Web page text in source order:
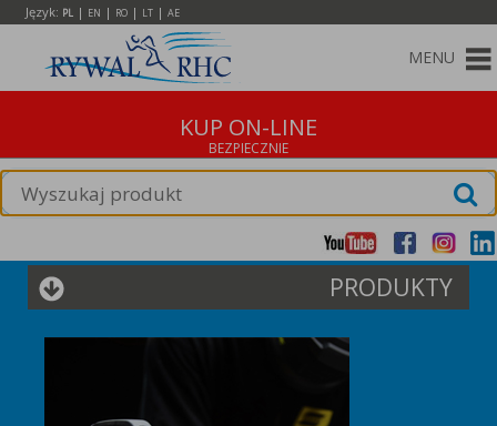
Język: PL | EN | RO | LT | AE
MENU
KUP ON-LINE
PRODUKTY